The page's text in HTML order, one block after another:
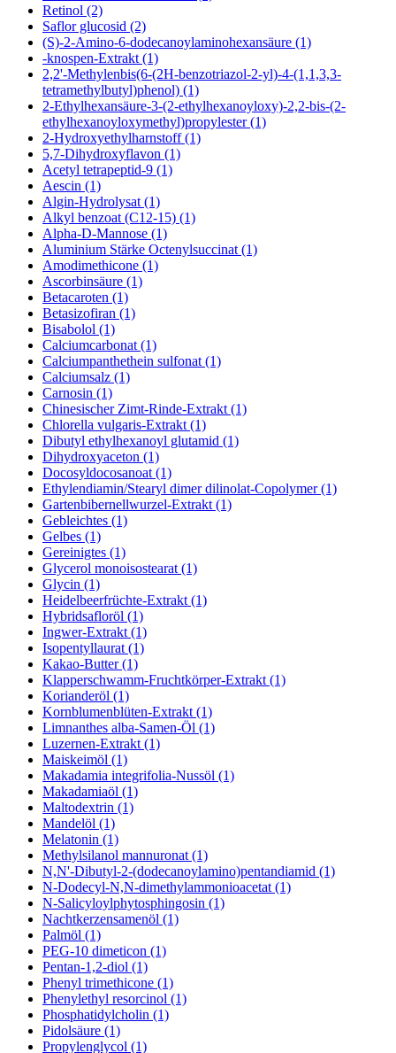
Retinol (2)
Saflor glucosid (2)
(S)-2-Amino-6-dodecanoylaminohexansäure (1)
-knospen-Extrakt (1)
2,2'-Methylenbis(6-(2H-benzotriazol-2-yl)-4-(1,1,3,3-
tetramethylbutyl)phenol) (1)
2-Ethylhexansäure-3-(2-ethylhexanoyloxy)-2,2-bis-(2-
ethylhexanoyloxymethyl)propylester (1)
2-Hydroxyethylharnstoff (1)
5,7-Dihydroxyflavon (1)
Acetyl tetrapeptid-9 (1)
Aescin (1)
Algin-Hydrolysat (1)
Alkyl benzoat (C12-15) (1)
Alpha-D-Mannose (1)
Aluminium Stärke Octenylsuccinat (1)
Amodimethicone (1)
Ascorbinsäure (1)
Betacaroten (1)
Betasizofiran (1)
Bisabolol (1)
Calciumcarbonat (1)
Calciumpanthethein sulfonat (1)
Calciumsalz (1)
Carnosin (1)
Chinesischer Zimt-Rinde-Extrakt (1)
Chlorella vulgaris-Extrakt (1)
Dibutyl ethylhexanoyl glutamid (1)
Dihydroxyaceton (1)
Docosyldocosanoat (1)
Ethylendiamin/Stearyl dimer dilinolat-Copolymer (1)
Gartenbibernellwurzel-Extrakt (1)
Gebleichtes (1)
Gelbes (1)
Gereinigtes (1)
Glycerol monoisostearat (1)
Glycin (1)
Heidelbeerfrüchte-Extrakt (1)
Hybridsafloröl (1)
Ingwer-Extrakt (1)
Isopentyllaurat (1)
Kakao-Butter (1)
Klapperschwamm-Fruchtkörper-Extrakt (1)
Korianderöl (1)
Kornblumenblüten-Extrakt (1)
Limnanthes alba-Samen-Öl (1)
Luzernen-Extrakt (1)
Maiskeimöl (1)
Makadamia integrifolia-Nussöl (1)
Makadamiaöl (1)
Maltodextrin (1)
Mandelöl (1)
Melatonin (1)
Methylsilanol mannuronat (1)
N,N'-Dibutyl-2-(dodecanoylamino)pentandiamid (1)
N-Dodecyl-N,N-dimethylammonioacetat (1)
N-Salicyloylphytosphingosin (1)
Nachtkerzensamenöl (1)
Palmöl (1)
PEG-10 dimeticon (1)
Pentan-1,2-diol (1)
Phenyl trimethicone (1)
Phenylethyl resorcinol (1)
Phosphatidylcholin (1)
Pidolsäure (1)
Propylenglycol (1)